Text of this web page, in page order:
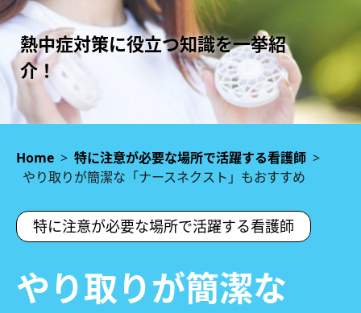
熱中症対策に役立つ知識を一挙紹
介！
Home > 特に注意が必要な場所で活躍する看護師 >
やり取りが簡潔な「ナースネクスト」もおすすめ
特に注意が必要な場所で活躍する看護師
やり取りが簡潔な